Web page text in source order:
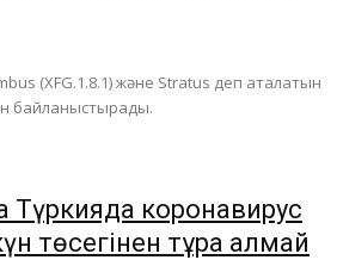
(XFG.1.8.1) және Stratus деп аталатын
байланыстырады.
Түркияда коронавирус
төсегінен тұра алмай